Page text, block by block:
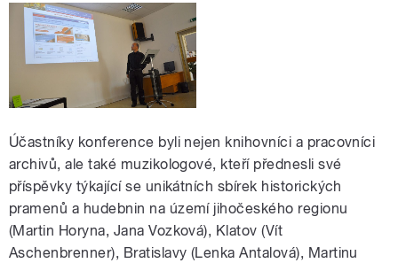
Účastníky konference byli nejen knihovníci a pracovníci
archivů, ale také muzikologové, kteří přednesli své
příspěvky týkající se unikátních sbírek historických
pramenů a hudebnin na území jihočeského regionu
(Martin Horyna, Jana Vozková), Klatov (Vít
Aschenbrenner), Bratislavy (Lenka Antalová), Martinu